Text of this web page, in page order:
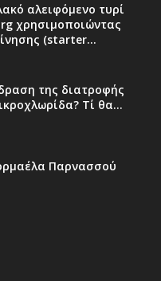
αλειφόμενο τυρί
χρησιμοποιώντας
(starter...
της διατροφής
Τί θα...
Παρνασσού